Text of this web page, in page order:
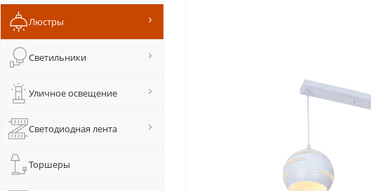
Люстры
Светильники
Уличное освещение
Светодиодная лента
Торшеры